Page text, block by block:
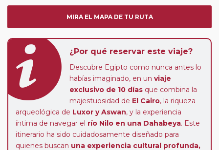
MIRA EL MAPA DE TU RUTA
¿Por qué reservar este viaje?
Descubre Egipto como nunca antes lo
habías imaginado, en un viaje
exclusivo de 10 días que combina la
majestuosidad de El Cairo, la riqueza
arqueológica de Luxor y Aswan, y la experiencia
íntima de navegar el río Nilo en una Dahabeya. Este
itinerario ha sido cuidadosamente diseñado para
quienes buscan una experiencia cultural profunda,